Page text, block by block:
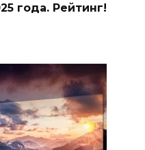
года. Рейтинг!